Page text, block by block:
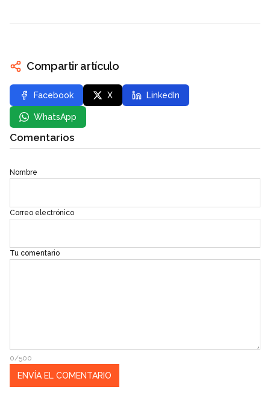
Compartir artículo
Facebook X LinkedIn
WhatsApp
Comentarios
Nombre
Correo electrónico
Tu comentario
0/500